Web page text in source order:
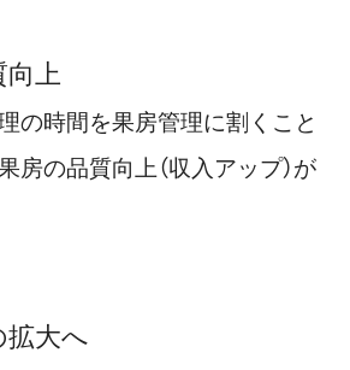
向上
の時間を果房管理に割くこと
房の品質向上（収入アップ）が
大へ